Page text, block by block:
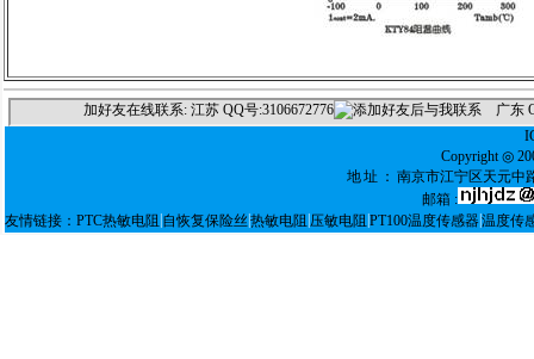
Copyright ◎
地址： 南京市江宁区天元中
邮箱 :
友情链接： PTC热敏电阻 自恢复保险丝 热敏电阻 压敏电阻 PT100温度传感器|温度传